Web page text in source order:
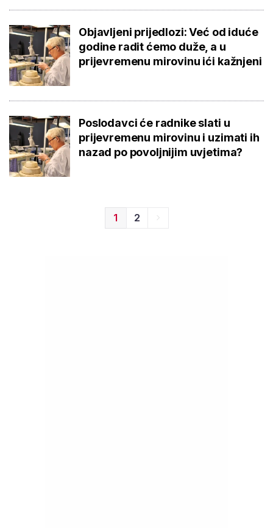
Objavljeni prijedlozi: Već od iduće
godine radit ćemo duže, a u
prijevremenu mirovinu ići kažnjeni
Poslodavci će radnike slati u
prijevremenu mirovinu i uzimati ih
nazad po povoljnijim uvjetima?
1 2